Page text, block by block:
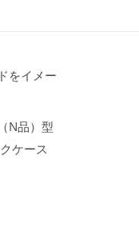
をイメー
N品）型
ケース